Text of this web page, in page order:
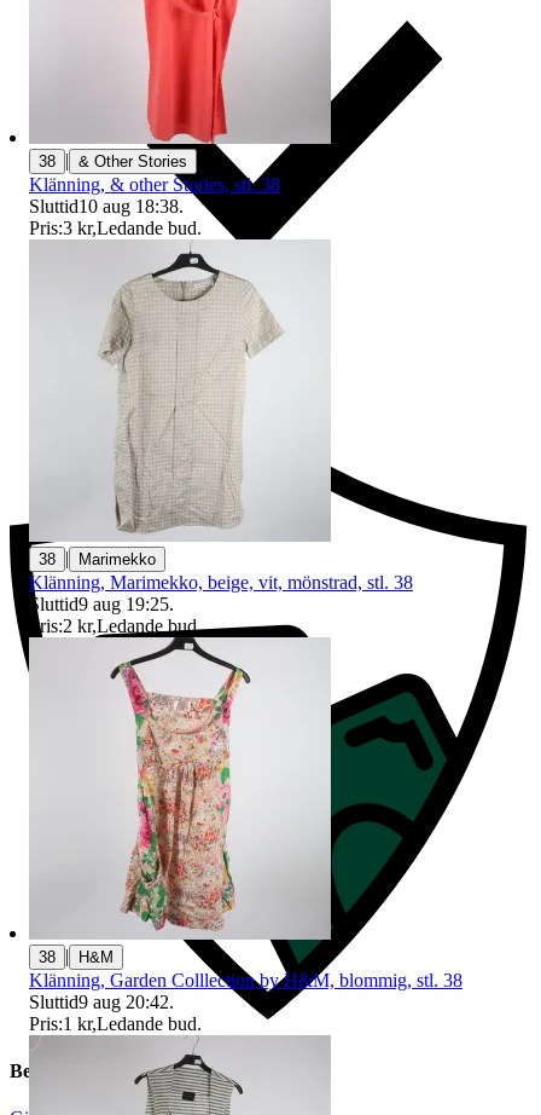
Ersättning om du inte får din vara
Beskrivning
38 | & Other Stories
Klänning, & other Stories, stl. 38
Sluttid10 aug 18:38.
Pris:3 kr,Ledande bud.
38 | Marimekko
Klänning, Marimekko, beige, vit, mönstrad, stl. 38
Sluttid9 aug 19:25.
Pris:2 kr,Ledande bud.
38 | H&M
Klänning, Garden Colllection by H&M, blommig, stl. 38
Sluttid9 aug 20:42.
Pris:1 kr,Ledande bud.